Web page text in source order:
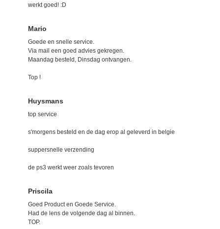
werkt goed! :D
Mario
Goede en snelle service.
Via mail een goed advies gekregen.
Maandag besteld, Dinsdag ontvangen.
Top !
Huysmans
top service
s'morgens besteld en de dag erop al geleverd in belgie
suppersnelle verzending
de ps3 werkt weer zoals tevoren
Priscila
Goed Product en Goede Service.
Had de lens de volgende dag al binnen.
TOP.